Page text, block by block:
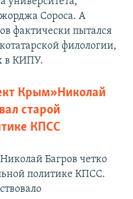
Сороса. А
фактически пытался
филологии,
в КИПУ.
Крым» Николай
старой
КПСС
Багров четко
политике КПСС.